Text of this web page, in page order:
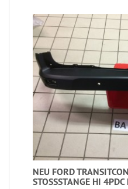
NEU FORD
STOSSSTANGE HI